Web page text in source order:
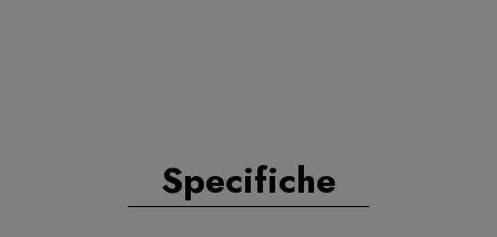
Specifiche